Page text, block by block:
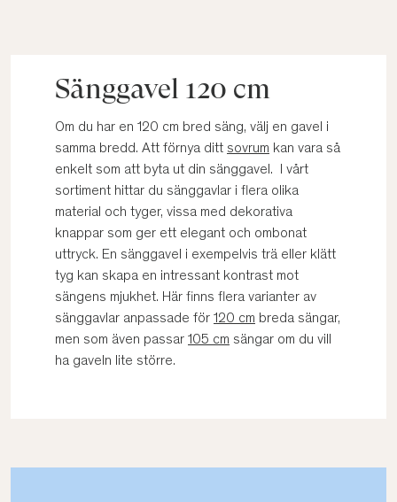
Sänggavel 120 cm
Om du har en 120 cm bred säng, välj en gavel i
samma bredd. Att förnya ditt sovrum kan vara så
enkelt som att byta ut din sänggavel. I vårt
sortiment hittar du sänggavlar i flera olika
material och tyger, vissa med dekorativa
knappar som ger ett elegant och ombonat
uttryck. En sänggavel i exempelvis trä eller klätt
tyg kan skapa en intressant kontrast mot
sängens mjukhet. Här finns flera varianter av
sänggavlar anpassade för 120 cm breda sängar,
men som även passar 105 cm sängar om du vill
ha gaveln lite större.